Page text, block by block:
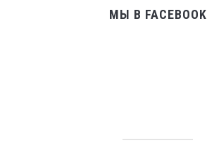
МЫ В FACEBOOK